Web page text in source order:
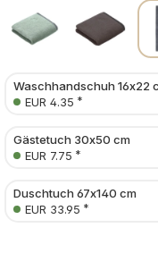
Waschhandschuh 16x22
EUR 4.35 *
Gästetuch 30x50 cm
EUR 7.75 *
Duschtuch 67x140 cm
EUR 33.95 *